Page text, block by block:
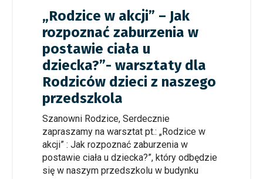
„Rodzice w akcji” – Jak
rozpoznać zaburzenia w
postawie ciała u
dziecka?”- warsztaty dla
Rodziców dzieci z naszego
przedszkola
Szanowni Rodzice, Serdecznie
zapraszamy na warsztat pt.: „Rodzice w
akcji” : Jak rozpoznać zaburzenia w
postawie ciała u dziecka?”, który odbędzie
się w naszym przedszkolu w budynku